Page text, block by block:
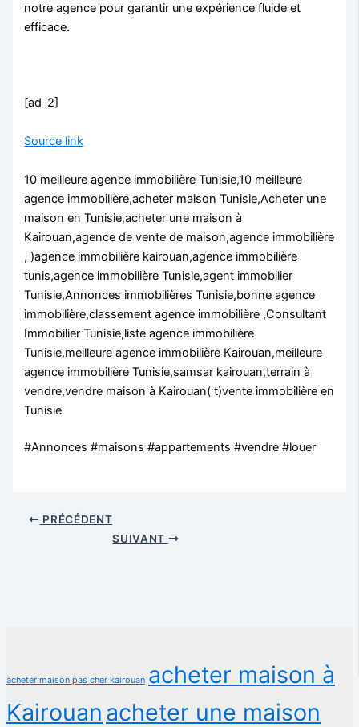
notre agence pour garantir une expérience fluide et
efficace.
[ad_2]
Source link
10 meilleure agence immobilière Tunisie,10 meilleure
agence immobilière,acheter maison Tunisie,Acheter une
maison en Tunisie,acheter une maison à
Kairouan,agence de vente de maison,agence immobilière
, )agence immobilière kairouan,agence immobilière
tunis,agence immobilière Tunisie,agent immobilier
Tunisie,Annonces immobilières Tunisie,bonne agence
immobilière,classement agence immobilière ,Consultant
Immobilier Tunisie,liste agence immobilière
Tunisie,meilleure agence immobilière Kairouan,meilleure
agence immobilière Tunisie,samsar kairouan,terrain à
vendre,vendre maison à Kairouan( t)vente immobilière en
Tunisie
#Annonces #maisons #appartements #vendre #louer
PRÉCÉDENT
SUIVANT
acheter maison pas cher kairouan acheter maison à
Kairouan acheter une maison